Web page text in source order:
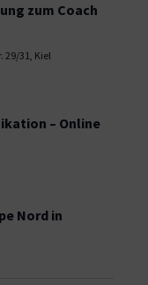
zum Coach
29/31, Kiel
– Online
Nord in